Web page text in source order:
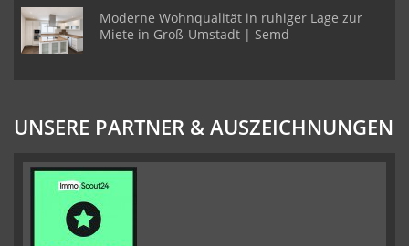
Moderne Wohnqualität in ruhiger Lage zur
Miete in Groß-Umstadt | Semd
UNSERE PARTNER & AUSZEICHNUNGEN